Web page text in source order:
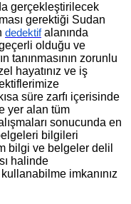
gerçekleştirilecek
gerektiği Sudan
dedektifalanında
olduğu ve
tanınmasının zorunlu
hayatınız ve iş
süre zarfı içerisinde
yer alan tüm
sonucunda en
bilgileri
bilgi ve belgeler delil
halinde
imkanınız